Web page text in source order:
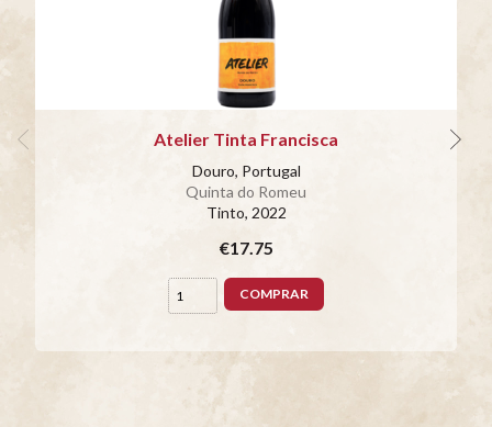
Atelier Tinta Francisca
Douro, Portugal
Quinta do Romeu
Tinto, 2022
€17.75
COMPRAR